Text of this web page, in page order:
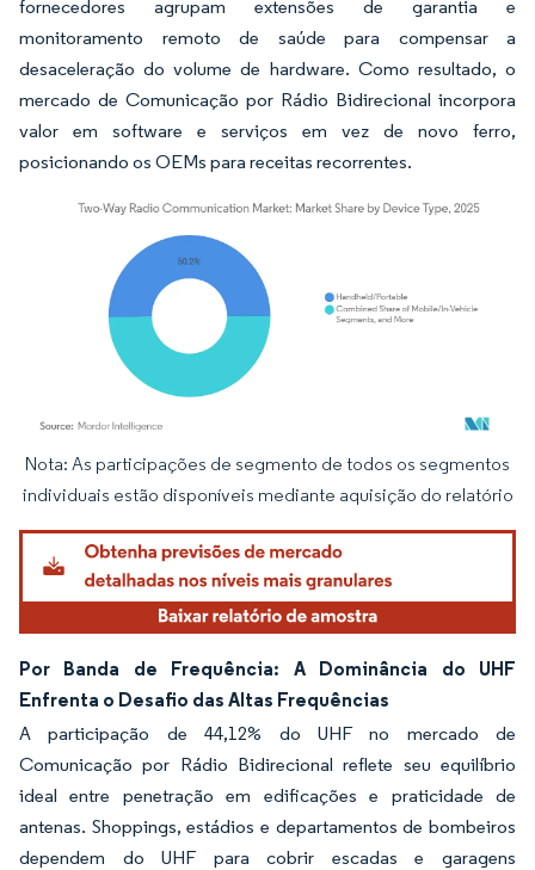
fornecedores agrupam extensões de garantia e
monitoramento remoto de saúde para compensar a
desaceleração do volume de hardware. Como resultado, o
mercado de Comunicação por Rádio Bidirecional incorpora
valor em software e serviços em vez de novo ferro,
posicionando os OEMs para receitas recorrentes.
Imagem © Mordor Intelligence. O reuso requer atribuição conforme CC BY 4.0.
Nota: As participações de segmento de todos os segmentos
individuais estão disponíveis mediante aquisição do relatório
Por Banda de Frequência: A Dominância do UHF
Enfrenta o Desafio das Altas Frequências
A participação de 44,12% do UHF no mercado de
Comunicação por Rádio Bidirecional reflete seu equilíbrio
ideal entre penetração em edificações e praticidade de
antenas. Shoppings, estádios e departamentos de bombeiros
dependem do UHF para cobrir escadas e garagens